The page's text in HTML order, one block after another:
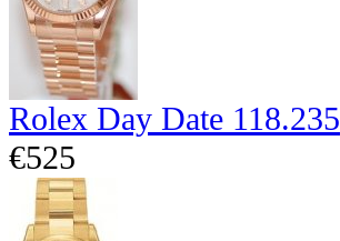
Rolex Day Date 118.235
€525